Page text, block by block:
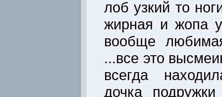
лоб узкий то
жирная и жопа
вообще
...все это
всегда
дочка